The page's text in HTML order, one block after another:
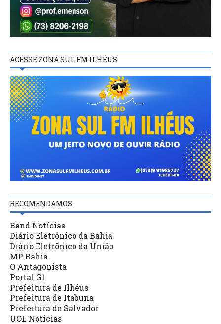
ACESSE ZONA SUL FM ILHÉUS
RECOMENDAMOS
Band Notícias
Diário Eletrônico da Bahia
Diário Eletrônico da União
MP Bahia
O Antagonista
Portal G1
Prefeitura de Ilhéus
Prefeitura de Itabuna
Prefeitura de Salvador
UOL Notícias